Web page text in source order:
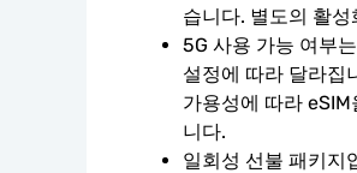
습니다. 별도의 활
5G 사용 가능 여부
설정에 따라 달라집
가용성에 따라
니다.
일회성 선불 패키지